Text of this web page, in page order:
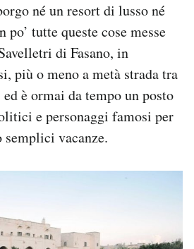
né un resort di lusso né
po’ tutte queste cose messe
di Fasano, in
più o meno a metà strada tra
è ormai da tempo un posto
e personaggi famosi per
vacanze.